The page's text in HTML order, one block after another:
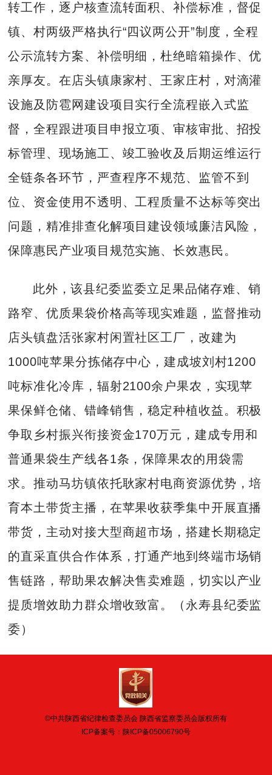
转工作，逐户核查流转面积、补偿标准，督促
镇、村两级严格执行“四议两公开”制度，全程
公示流转方案、补偿明细，杜绝暗箱操作、优
亲厚友。在店头镇康家村、王家庄村，对滴灌
设施及防雹网建设项目实行全流程嵌入式监
督，全程跟进项目申报立项、审核审批、招投
标管理、现场施工、竣工验收及后期运维运行
全链条各环节，严查程序不规范、监管不到
位、资金使用不透明、工程质量不达标等突出
问题，精准排查化解项目建设领域廉洁风险，
保障惠民产业项目规范实施、长效惠民。
此外，该县纪委监委立足果品储存难、销
路窄、优质果袋价格高等现实难题，监督推动
店头镇盘活张家村闲置社区工厂，改建为
1000吨苹果分拣储存中心，建成坡刘村1200
吨标准化冷库，辐射2100余户果农，实现苹
果保鲜仓储、错峰销售，稳定种植收益。积极
争取乡村振兴衔接资金170万元，建成专用和
普通果袋生产线各1条，保障果农的用袋需
求。推动马坊镇依托耿家村电商资源优势，培
育本土带货主播，在苹果收获季集中开展直播
带货，主动对接大型商超市场，搭建长期稳定
的直采直供合作体系，打通产地到终端市场销
售链路，帮助果农解决售卖难题，切实以产业
提质增效助力群众增收致富。（永寿县纪委监
委）
©中共陕西省纪律检查委员会 陕西省监察委员会版权所有
ICP备案号： 陕ICP备05006790号